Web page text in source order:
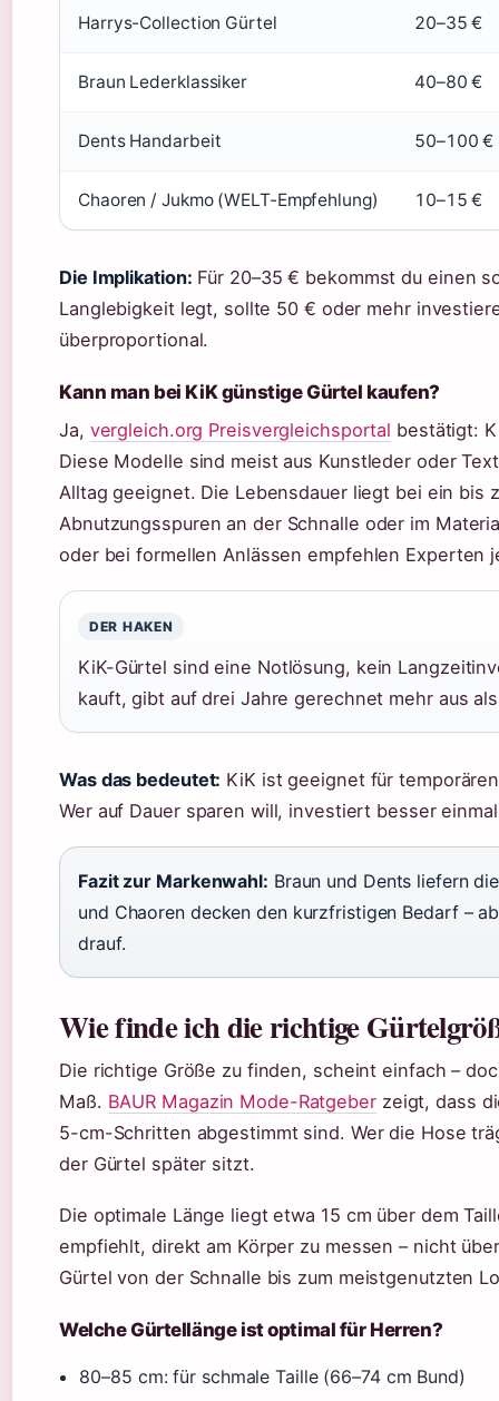
Harrys-Collection Gürtel 20–35 €
Braun Lederklassiker 40–80 €
Dents Handarbeit 50–100 €
Chaoren / Jukmo (WELT-Empfehlung) 10–15 €
Die Implikation: Für 20–35 € bekommst du einen
Langlebigkeit legt, sollte 50 € oder mehr
überproportional.
Kann man bei KiK günstige Gürtel kaufen?
Ja, vergleich.org Preisvergleichsportal bestätigt:
Diese Modelle sind meist aus Kunstleder oder
Alltag geeignet. Die Lebensdauer liegt bei ein bis
Abnutzungsspuren an der Schnalle oder im
oder bei formellen Anlässen empfehlen Experten
DER HAKEN
KiK-Gürtel sind eine Notlösung, kein
kauft, gibt auf drei Jahre gerechnet mehr aus
Was das bedeutet: KiK ist geeignet für
Wer auf Dauer sparen will, investiert besser
Fazit zur Markenwahl: Braun und Dents liefern
und Chaoren decken den kurzfristigen Bedarf –
drauf.
Wie finde ich die richtige
Die richtige Größe zu finden, scheint einfach –
Maß. BAUR Magazin Mode-Ratgeberzeigt, dass
5-cm-Schritten abgestimmt sind. Wer die Hose
der Gürtel später sitzt.
Die optimale Länge liegt etwa 15 cm über dem
empfiehlt, direkt am Körper zu messen – nicht
Gürtel von der Schnalle bis zum meistgenutzten
Welche Gürtellänge ist optimal für Herren?
80–85 cm: für schmale Taille (66–74 cm Bund)